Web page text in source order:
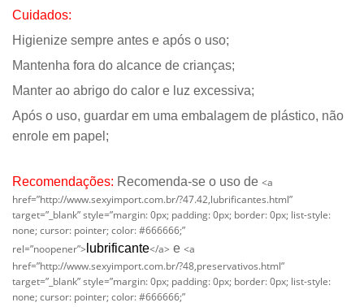
Cuidados:
Higienize sempre antes e após o uso;
Mantenha fora do alcance de crianças;
Manter ao abrigo do calor e luz excessiva;
Após o uso, guardar em uma embalagem de plástico, não
enrole em papel;
Recomendações: Recomenda-se o uso de <a
href=”http://www.sexyimport.com.br/?47.42,lubrificantes.html”
target=”_blank” style=”margin: 0px; padding: 0px; border: 0px; list-style:
none; cursor: pointer; color: #666666;”
rel=”noopener”> lubrificante</a> e <a
href=”http://www.sexyimport.com.br/?48,preservativos.html”
target=”_blank” style=”margin: 0px; padding: 0px; border: 0px; list-style:
none; cursor: pointer; color: #666666;”